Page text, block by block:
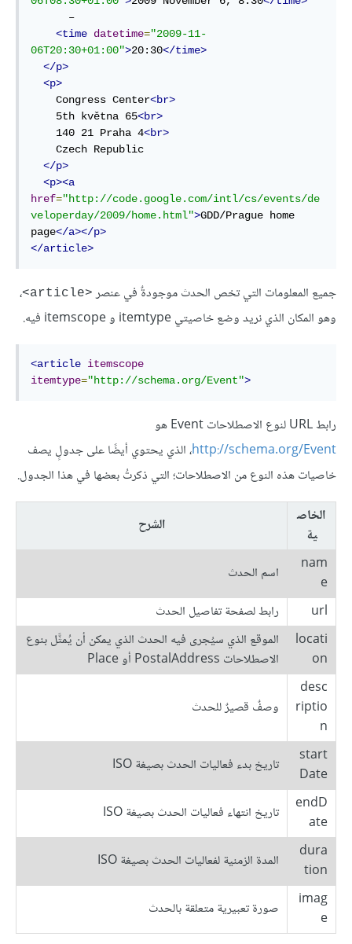
<time datetime="2009-11-
06T20:30+01:00">20:30</time>
</p>
<p>
    Congress Center
<br>
    5th května 65
<br>
    140 21 Praha 4
<br>
</p>
<p><a
href="http://code.google.com/intl/cs/events/de
veloperday/2009/home.html">GDD/Prague home
page</a></p>
</article>
جميع المعلومات التي تخص الحدث موجودةٌ في عنصر <article>
،
وهو المكان الذي نريد وضع خاصيتي itemtype و itemscope فيه.
<article itemscope
itemtype="http://schema.org/Event">
رابط URL لنوع الاصطلاحات Event هو
http://schema.org/Event، الذي يحتوي أيضًا على جدولٍ يصف
خاصيات هذه النوع من الاصطلاحات؛ التي ذكرتُ بعضها في هذا الجدول.
الخاص
ية
الشرح
nam
e
اسم الحدث
url
رابط لصفحة تفاصيل الحدث
locati
on
الموقع الذي سيُجرى فيه الحدث الذي يمكن أن يُمثَّل بنوع
الاصطلاحات PostalAddress أو Place
desc
riptio
n
وصفٌ قصيرٌ للحدث
start
Date
تاريخ بدء فعاليات الحدث بصيغة ISO
endD
ate
تاريخ انتهاء فعاليات الحدث بصيغة ISO
dura
tion
المدة الزمنية لفعاليات الحدث بصيغة ISO
imag
e
صورة تعبيرية متعلقة بالحدث